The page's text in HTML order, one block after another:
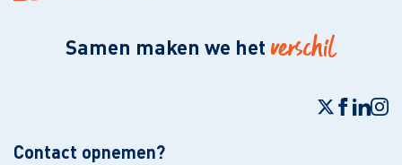
Samen maken we het verschil
Contact opnemen?